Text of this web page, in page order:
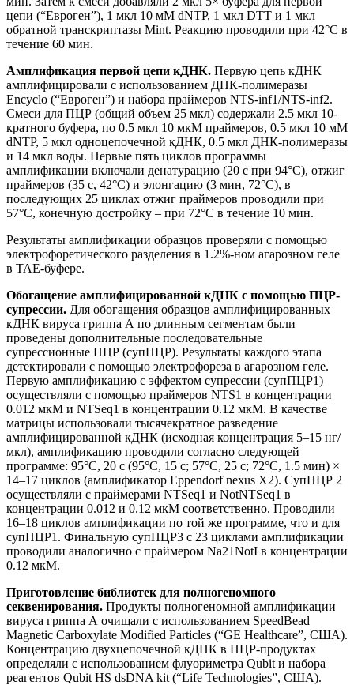
цепи (“Евроген”), 1 мкл 10 мМ dNTP, 1 мкл DTT и 1 мкл
обратной транскриптазы Mint. Реакцию проводили при 42°С в
течение 60 мин.
Амплификация первой цепи кДНК. Первую цепь кДНК
амплифицировали с использованием ДНК-полимеразы
Encyclo (“Евроген”) и набора праймеров NTS-inf1/NTS-inf2.
Смеси для ПЦР (общий объем 25 мкл) содержали 2.5 мкл 10-
кратного буфера, по 0.5 мкл 10 мкМ праймеров, 0.5 мкл 10 мМ
dNTP, 5 мкл одноцепочечной кДНК, 0.5 мкл ДНК-полимеразы
и 14 мкл воды. Первые пять циклов программы
амплификации включали денатурацию (20 с при 94°С), отжиг
праймеров (35 с, 42°С) и элонгацию (3 мин, 72°С), в
последующих 25 циклах отжиг праймеров проводили при
57°С, конечную достройку – при 72°С в течение 10 мин.
Результаты амплификации образцов проверяли с помощью
электрофоретического разделения в 1.2%-ном агарозном геле
в ТАЕ-буфере.
Обогащение амплифицированной кДНК с помощью ПЦР-
супрессии. Для обогащения образцов амплифицированных
кДНК вируса гриппа А по длинным сегментам были
проведены дополнительные последовательные
супрессионные ПЦР (супПЦР). Результаты каждого этапа
детектировали с помощью электрофореза в агарозном геле.
Первую амплификацию с эффектом супрессии (супПЦР1)
осуществляли с помощью праймеров NTS1 в концентрации
0.012 мкМ и NTSeq1 в концентрации 0.12 мкМ. В качестве
матрицы использовали тысячекратное разведение
амплифицированной кДНК (исходная концентрация 5–15 нг/
мкл), амплификацию проводили согласно следующей
программе: 95°С, 20 с (95°С, 15 с; 57°С, 25 с; 72°С, 1.5 мин) ×
14–17 циклов (амплификатор Eppendorf nexus X2). СупПЦР 2
осуществляли с праймерами NTSeq1 и NotNTSeq1 в
концентрации 0.012 и 0.12 мкМ соответственно. Проводили
16–18 циклов амплификации по той же программе, что и для
супПЦР1. Финальную супПЦР3 с 23 циклами амплификации
проводили аналогично с праймером Na21NotI в концентрации
0.12 мкМ.
Приготовление библиотек для полногеномного
секвенирования. Продукты полногеномной амплификации
вируса гриппа А очищали с использованием SpeedBead
Magnetic Carboxylate Modified Particles (“GE Healthcare”, США).
Концентрацию двухцепочечной кДНК в ПЦР-продуктах
определяли с использованием флуориметра Qubit и набора
реагентов Qubit HS dsDNA kit (“Life Technologies”, США).